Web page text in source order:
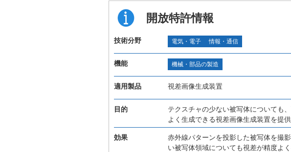
開放特許情報
技術分野 電気・電子 情報・通信
機能 機械・部品の製造
適用製品 視差画像生成装置
目的
テクスチャの少ない被写体についても
よく生成できる視差画像生成装置を提供
効果
赤外線パターンを投影した被写体を撮
い被写体領域についても視差が精度よ